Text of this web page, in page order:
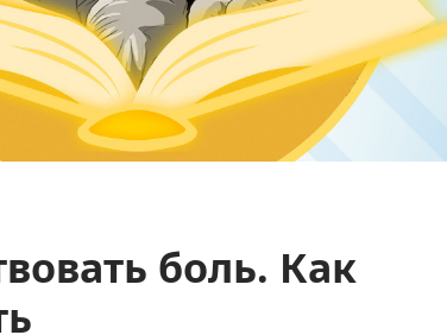
боль. Как